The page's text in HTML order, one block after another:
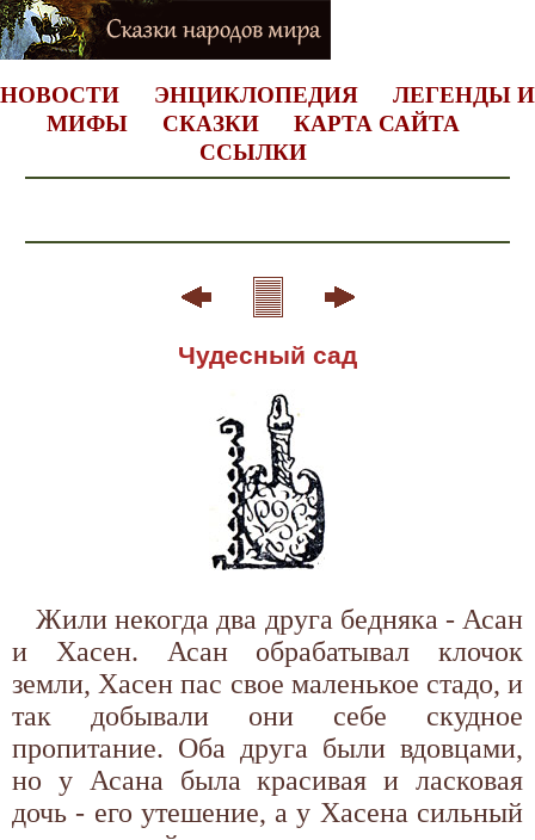
НОВОСТИ ЭНЦИКЛОПЕДИЯ
ЛЕГЕНДЫ И
МИФЫ
СКАЗКИ
КАРТА САЙТА
ССЫЛКИ
Чудесный сад
Жили некогда два друга бедняка - Асан
и Хасен. Асан обрабатывал клочок
земли, Хасен пас свое маленькое стадо, и
так добывали они себе скудное
пропитание. Оба друга были вдовцами,
но у Асана была красивая и ласковая
дочь - его утешение, а у Хасена сильный